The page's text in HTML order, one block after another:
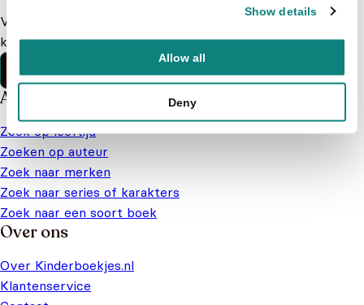
Show details
Allow all
Deny
Vind binnen no-time antwoord op je vraag op onze
klantenservice pagina.
Klantenservice
Alles van Kinderboekjes.nl
Zoek op leeftijd
Zoeken op auteur
Zoek naar merken
Zoek naar series of karakters
Zoek naar een soort boek
Over ons
Over Kinderboekjes.nl
Klantenservice